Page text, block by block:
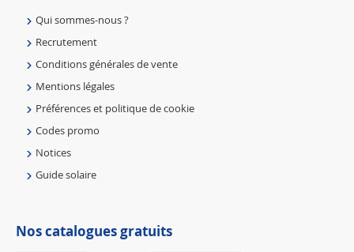
Qui sommes-nous ?
Recrutement
Conditions générales de vente
Mentions légales
Préférences et politique de cookie
Codes promo
Notices
Guide solaire
Nos catalogues gratuits